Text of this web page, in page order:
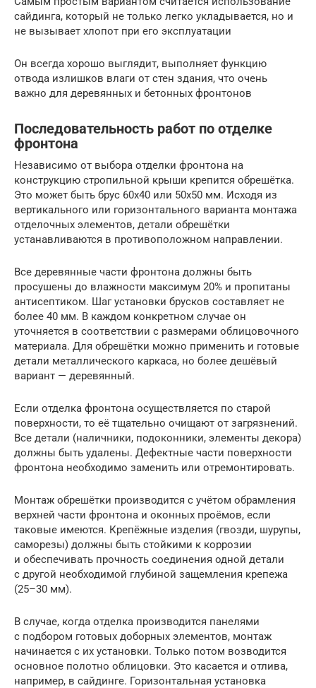
сайдинга, который не только легко укладывается, но и
не вызывает хлопот при его эксплуатации
Он всегда хорошо выглядит, выполняет функцию
отвода излишков влаги от стен здания, что очень
важно для деревянных и бетонных фронтонов
Последовательность работ по отделке
фронтона
Независимо от выбора отделки фронтона на
конструкцию стропильной крыши крепится обрешётка.
Это может быть брус 60х40 или 50х50 мм. Исходя из
вертикального или горизонтального варианта монтажа
отделочных элементов, детали обрешётки
устанавливаются в противоположном направлении.
Все деревянные части фронтона должны быть
просушены до влажности максимум 20% и пропитаны
антисептиком. Шаг установки брусков составляет не
более 40 мм. В каждом конкретном случае он
уточняется в соответствии с размерами облицовочного
материала. Для обрешётки можно применить и готовые
детали металлического каркаса, но более дешёвый
вариант — деревянный.
Если отделка фронтона осуществляется по старой
поверхности, то её тщательно очищают от загрязнений.
Все детали (наличники, подоконники, элементы декора)
должны быть удалены. Дефектные части поверхности
фронтона необходимо заменить или отремонтировать.
Монтаж обрешётки производится с учётом обрамления
верхней части фронтона и оконных проёмов, если
таковые имеются. Крепёжные изделия (гвозди, шурупы,
саморезы) должны быть стойкими к коррозии
и обеспечивать прочность соединения одной детали
с другой необходимой глубиной защемления крепежа
(25–30 мм).
В случае, когда отделка производится панелями
с подбором готовых доборных элементов, монтаж
начинается с их установки. Только потом возводится
основное полотно облицовки. Это касается и отлива,
например, в сайдинге. Горизонтальная установка